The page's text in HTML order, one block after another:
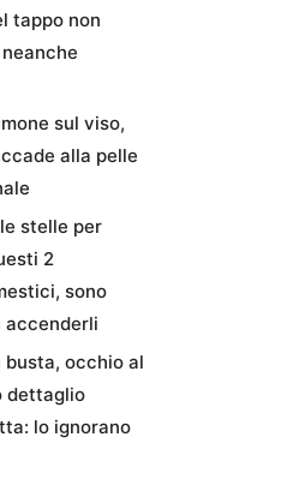
tappo non
sul viso,
alla pelle
stelle per
2
sono
accenderli
busta, occhio al
dettaglio
lo ignorano